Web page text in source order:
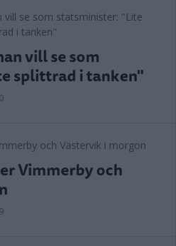
vill se som
splittrad i tanken"
Vimmerby och